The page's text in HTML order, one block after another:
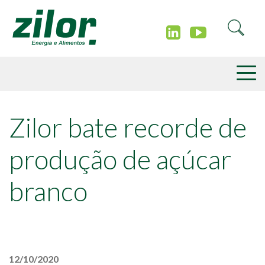
Zilor bate recorde de
produção de açúcar
branco
12/10/2020